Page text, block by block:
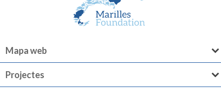
Mapa web
Projectes